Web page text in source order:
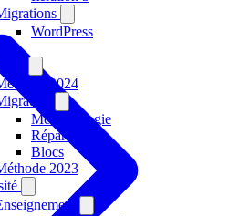
WordPress
2024
Méthodologie
Répartition
Blocs
2023